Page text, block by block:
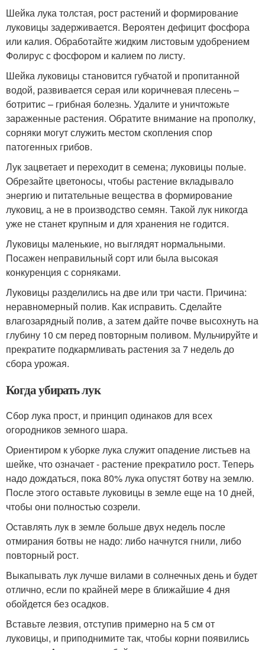
Шейка лука толстая, рост растений и формирование
луковицы задерживается. Вероятен дефицит фосфора
или калия. Обработайте жидким листовым удобрением
Фолирус с фосфором и калием по листу.
Шейка луковицы становится губчатой ​​и пропитанной
водой, развивается серая или коричневая плесень –
ботритис – грибная болезнь. Удалите и уничтожьте
зараженные растения. Обратите внимание на прополку,
сорняки могут служить местом скопления спор
патогенных грибов.
Лук зацветает и переходит в семена; луковицы полые.
Обрезайте цветоносы, чтобы растение вкладывало
энергию и питательные вещества в формирование
луковиц, а не в производство семян. Такой лук никогда
уже не станет крупным и для хранения не годится.
Луковицы маленькие, но выглядят нормальными.
Посажен неправильный сорт или была высокая
конкуренция с сорняками.
Луковицы разделились на две или три части. Причина:
неравномерный полив. Как исправить. Сделайте
влагозарядный полив, а затем дайте почве высохнуть на
глубину 10 см перед повторным поливом. Мульчируйте и
прекратите подкармливать растения за 7 недель до
сбора урожая.
Когда убирать лук
Сбор лука прост, и принцип одинаков для всех
огородников земного шара.
Ориентиром к уборке лука служит опадение листьев на
шейке, что означает - растение прекратило рост. Теперь
надо дождаться, пока 80% лука опустят ботву на землю.
После этого оставьте луковицы в земле еще на 10 дней,
чтобы они полностью созрели.
Оставлять лук в земле больше двух недель после
отмирания ботвы не надо: либо начнутся гнили, либо
повторный рост.
Выкапывать лук лучше вилами в солнечных день и будет
отлично, если по крайней мере в ближайшие 4 дня
обойдется без осадков.
Вставьте лезвия, отступив примерно на 5 см от
луковицы, и приподнимите так, чтобы корни появились